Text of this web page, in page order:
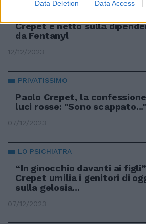
Data Deletion Data Access
Crepet è netto sulla
da Fentanyl
12/12/2023
PRIVATISSIMO
Paolo Crepet, la
luci rosse: "Sono scappato..."
07/12/2023
LO PSICHIATRA
“In ginocchio davanti ai
Crepet umilia i genitori di
sulla gelosia...
07/12/2023